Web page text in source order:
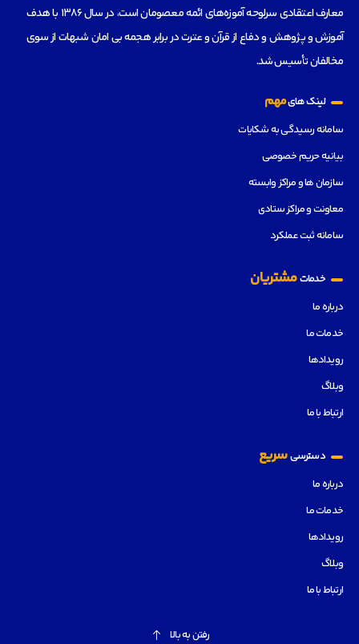
معارف اعتقادی سرلوحه آموزه‌های ائمه معصومان است، در سال 1386 با هدف
آموزش و پژوهش و دفاع از قرآن و عترت در برابر هجمه بی امان شبهات از سوی
مخالفان تأسیس شد.
لینک هایمهم
سامانه رسیدگی به شکایات
بیانیه حریم خصوصی
سازمان ها و مراکز وابسته
معاونت و مراکز ستادی
سامانه ثبت عملکرد
خدماتمشتریان
درباره ما
خدمات ما
رویدادها
وبلاگ
ارتباط با ما
دسترسیسریع
درباره ما
خدمات ما
رویدادها
وبلاگ
ارتباط با ما
رفتن به بالا